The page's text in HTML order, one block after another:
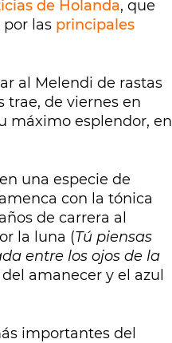
de Holanda, que
las principales
al Melendi de rastas
trae, de viernes en
máximo esplendor, en
una especie de
con la tónica
de carrera al
la luna (Tú piensas
entre los ojos de la
amanecer y el azul
importantes del